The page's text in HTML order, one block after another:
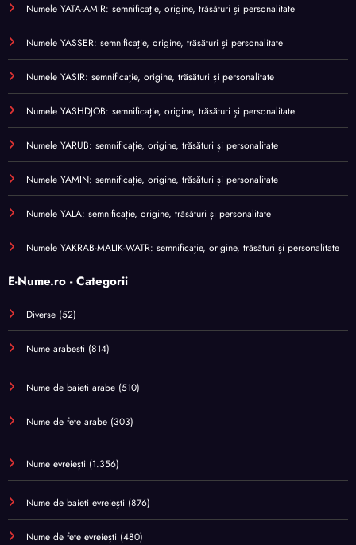
Numele YATA-AMIR: semnificație, origine, trăsături și personalitate
Numele YASSER: semnificație, origine, trăsături și personalitate
Numele YASIR: semnificație, origine, trăsături și personalitate
Numele YASHDJOB: semnificație, origine, trăsături și personalitate
Numele YARUB: semnificație, origine, trăsături și personalitate
Numele YAMIN: semnificație, origine, trăsături și personalitate
Numele YALA: semnificație, origine, trăsături și personalitate
Numele YAKRAB-MALIK-WATR: semnificație, origine, trăsături și personalitate
E-Nume.ro - Categorii
Diverse (52)
Nume arabesti (814)
Nume de baieti arabe (510)
Nume de fete arabe (303)
Nume evreiești (1.356)
Nume de baieti evreiești (876)
Nume de fete evreiești (480)